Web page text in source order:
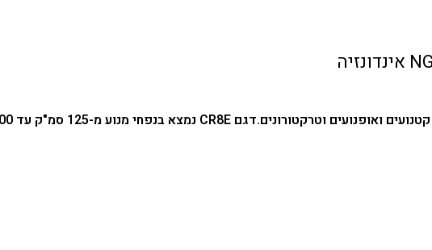
דגם CR8E נמצא בנפחי מנוע מ-125 סמ"ק עד 400 סמ"ק.